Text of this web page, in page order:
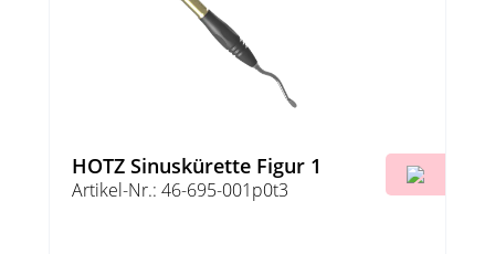
HOTZ Sinuskürette Figur 1
Artikel-Nr.: 46-695-001p0t3